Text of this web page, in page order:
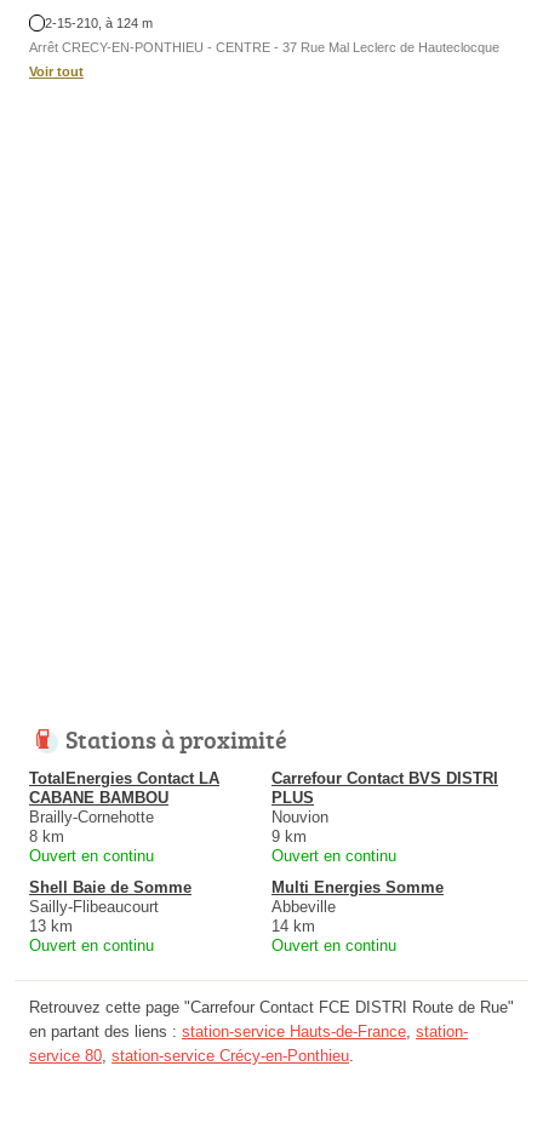
2-15-210, à 124 m
Arrêt CRECY-EN-PONTHIEU - CENTRE - 37 Rue Mal Leclerc de Hauteclocque
Voir tout
Stations à proximité
TotalEnergies Contact LA
CABANE BAMBOU
Brailly-Cornehotte
8 km
Ouvert en continu
Carrefour Contact BVS DISTRI
PLUS
Nouvion
9 km
Ouvert en continu
Shell Baie de Somme
Sailly-Flibeaucourt
13 km
Ouvert en continu
Multi Energies Somme
Abbeville
14 km
Ouvert en continu
Retrouvez cette page "Carrefour Contact FCE DISTRI Route de Rue"
en partant des liens : station-service Hauts-de-France station-
service 80 station-service Crécy-en-Ponthieu